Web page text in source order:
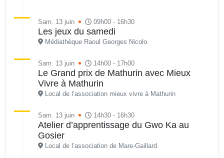
Sam. 13 juin 09h00 - 16h30
Les jeux du samedi
Médiathèque Raoul Georges Nicolo
Sam. 13 juin 14h00 - 17h00
Le Grand prix de Mathurin avec Mieux
Vivre à Mathurin
Local de l’association mieux vivre à Mathurin
Sam. 13 juin 14h30 - 16h30
Atelier d’apprentissage du Gwo Ka au
Gosier
Local de l’association de Mare-Gaillard